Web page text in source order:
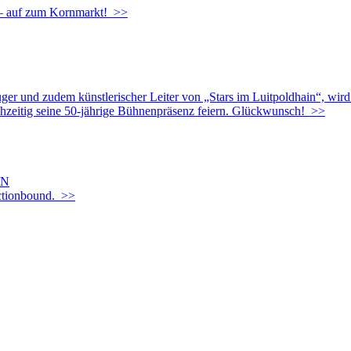
auf zum Kornmarkt! >>
und zudem künstlerischer Leiter von „Stars im Luitpoldhain“,
seine 50-jährige Bühnenpräsenz feiern. Glückwunsch! >>
>>